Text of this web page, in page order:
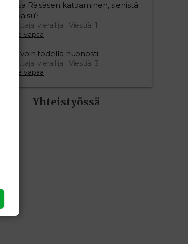
Raisa Räisäsen katoaminen, sienistä
ratkaisu?
Aloittaja: vierailija
Viestiä: 1
Aihe vapaa
Mä voin todella huonosti
Aloittaja: vierailija
Viestiä: 3
Aihe vapaa
Yhteistyössä